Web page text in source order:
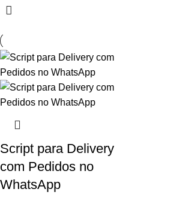
Script para Delivery
com Pedidos no
WhatsApp